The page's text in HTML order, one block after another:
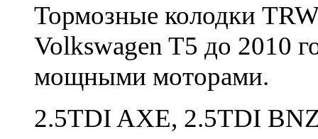
Тормозные колодки
Volkswagen T5 до 2010
мощными моторами.
2.5TDI AXE, 2.5TDI